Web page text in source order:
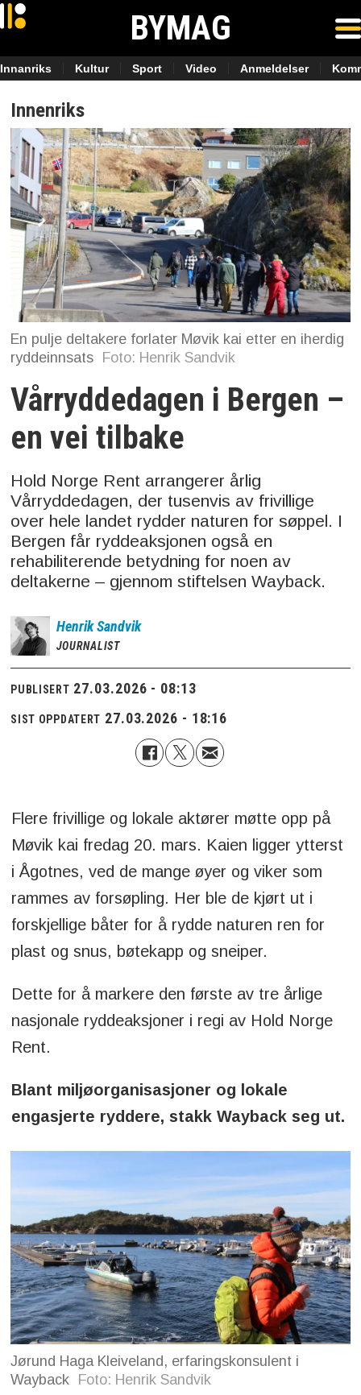
BYMAG
Innanriks Kultur Sport Video Anmeldelser
Innenriks
En pulje deltakere forlater Møvik kai etter en iherdig
ryddeinnsats Foto: Henrik Sandvik
Vårryddedagen i Bergen –
en vei tilbake
Hold Norge Rent arrangerer årlig
Vårryddedagen, der tusenvis av frivillige
over hele landet rydder naturen for søppel. I
Bergen får ryddeaksjonen også en
rehabiliterende betydning for noen av
deltakerne – gjennom stiftelsen Wayback.
Henrik Sandvik
JOURNALIST
PUBLISERT 27.03.2026 - 08:13
SIST OPPDATERT 27.03.2026 - 18:16
Flere frivillige og lokale aktører møtte opp på
Møvik kai fredag 20. mars. Kaien ligger ytterst
i Ågotnes, ved de mange øyer og viker som
rammes av forsøpling. Her ble de kjørt ut i
forskjellige båter for å rydde naturen ren for
plast og snus, bøtekapp og sneiper.
Dette for å markere den første av tre årlige
nasjonale ryddeaksjoner i regi av Hold Norge
Rent.
Blant miljøorganisasjoner og lokale
engasjerte ryddere, stakk Wayback seg ut.
Jørund Haga Kleiveland, erfaringskonsulent i
Wayback
Foto: Henrik Sandvik